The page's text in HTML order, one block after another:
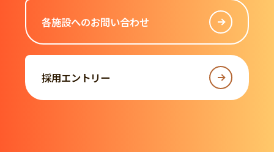
各施設へのお問い合わせ
採用エントリー